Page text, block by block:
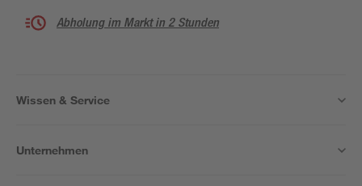
Abholung im Markt in 2 Stunden
Wissen & Service
Unternehmen